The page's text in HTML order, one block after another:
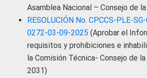
Asamblea Nacional – Consejo de
RESOLUCIÓN No. CPCCS-PLE-
0272-03-09-2025 (Aprobar el
requisitos y prohibiciones e
la Comisión Técnica- Consejo de
2031)